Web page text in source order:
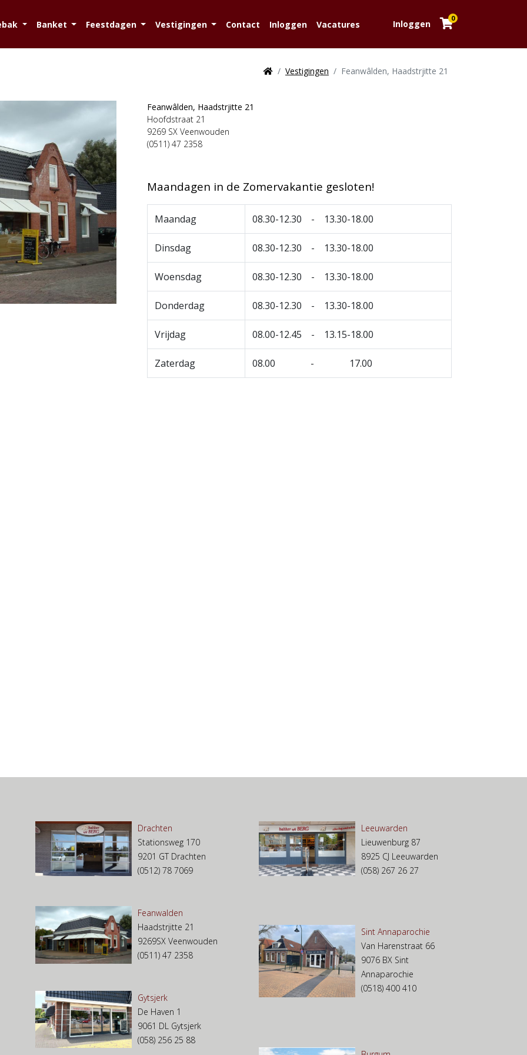
Banket Feestdagen Vestigingen Contact Inloggen Vacatures Inloggen
0
Vestigingen Feanwâlden, Haadstrjitte 21
Feanwâlden, Haadstrjitte 21
Hoofdstraat 21
9269 SX Veenwouden
(0511) 47 2358
Maandagen in de Zomervakantie gesloten!
Maandag 08.30-12.30 - 13.30-18.00
Dinsdag 08.30-12.30 - 13.30-18.00
Woensdag 08.30-12.30 - 13.30-18.00
Donderdag 08.30-12.30 - 13.30-18.00
Vrijdag 08.00-12.45 - 13.15-18.00
Zaterdag 08.00 - 17.00
Drachten
Stationsweg 170
9201 GT Drachten
(0512) 78 7069
Feanwalden
Haadstrjitte 21
9269SX Veenwouden
(0511) 47 2358
Gytsjerk
De Haven 1
9061 DL Gytsjerk
(058) 256 25 88
Leeuwarden
Lieuwenburg 87
8925 CJ Leeuwarden
(058) 267 26 27
Sint Annaparochie
Van Harenstraat 66
9076 BX Sint
Annaparochie
(0518) 400 410